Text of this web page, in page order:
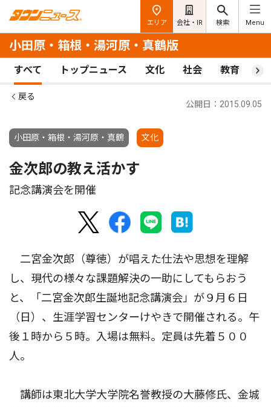
エリア 会社・IR 検索 Menu
小田原・箱根・湯河原・真鶴版
すべて トップニュース 文化 社会 教育 ス
戻る
小田原・箱根・湯河原・真鶴 文化
公開日：2015.09.05
金次郎の教え活かす
記念講演会を開催
二宮金次郎（尊徳）が唱えた仕法や思想を理解
し、現代の様々な課題解決の一助にしてもらおう
と、「二宮金次郎生誕地記念講演会」が９月６日
（日）、生涯学習センターけやきで開催される。午
後１時から５時。入場は無料。定員は先着５００
人。
講師は東北大学大学院名誉教授の大藤修氏、金城